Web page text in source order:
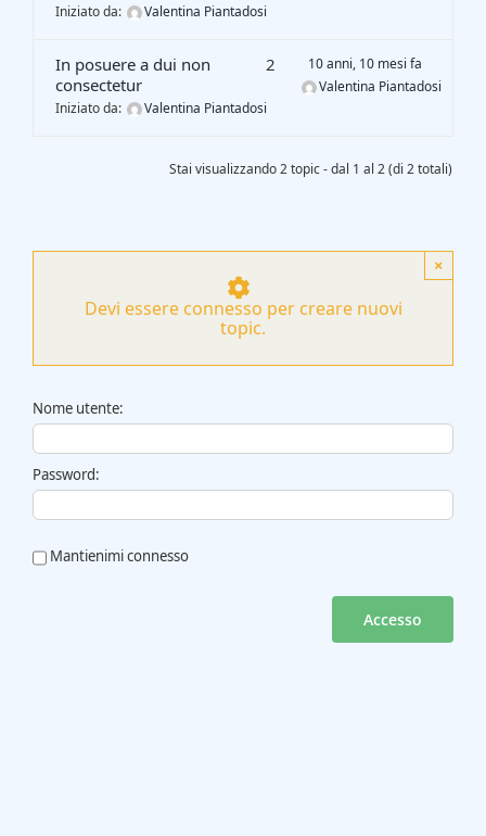
Iniziato da: Valentina Piantadosi
In posuere a dui non
consectetur
Iniziato da: Valentina Piantadosi
2
10 anni, 10 mesi fa
Valentina Piantadosi
Stai visualizzando 2 topic - dal 1 al 2 (di 2 totali)
×
Devi essere connesso per creare nuovi
topic.
Nome utente:
Password:
Mantienimi connesso
Accesso